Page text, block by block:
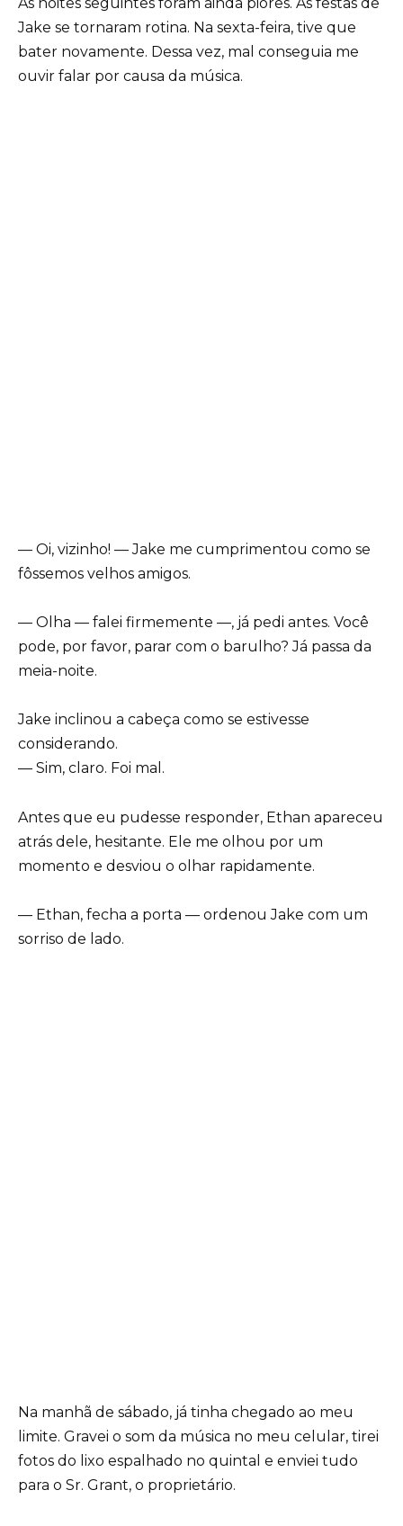
Jake se tornaram rotina. Na sexta-feira, tive que
bater novamente. Dessa vez, mal conseguia me
ouvir falar por causa da música.
— Oi, vizinho! — Jake me cumprimentou como se
fôssemos velhos amigos.
— Olha — falei firmemente —, já pedi antes. Você
pode, por favor, parar com o barulho? Já passa da
meia-noite.
Jake inclinou a cabeça como se estivesse
considerando.
— Sim, claro. Foi mal.
Antes que eu pudesse responder, Ethan apareceu
atrás dele, hesitante. Ele me olhou por um
momento e desviou o olhar rapidamente.
— Ethan, fecha a porta — ordenou Jake com um
sorriso de lado.
Na manhã de sábado, já tinha chegado ao meu
limite. Gravei o som da música no meu celular, tirei
fotos do lixo espalhado no quintal e enviei tudo
para o Sr. Grant, o proprietário.